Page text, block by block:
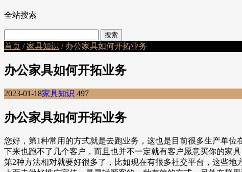
全站搜索
首页 /家具知识 / 办公家具如何开拓业务
办公家具如何开拓业务
2023-01-18家具知识 497
办公家具如何开拓业务
您好，第1种常用的方式就是去跑业务，这也是目前很多生产单
下来也跑不了几个客户，而且也并不一定就有客户愿意买你的家
第2种方法相对就要好很多了，比如现在有很多社交平台，这些